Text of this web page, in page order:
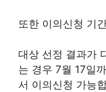
또한 이의신청 기
대상 선정 결과가
는 경우 7월 17일
서 이의신청 가능